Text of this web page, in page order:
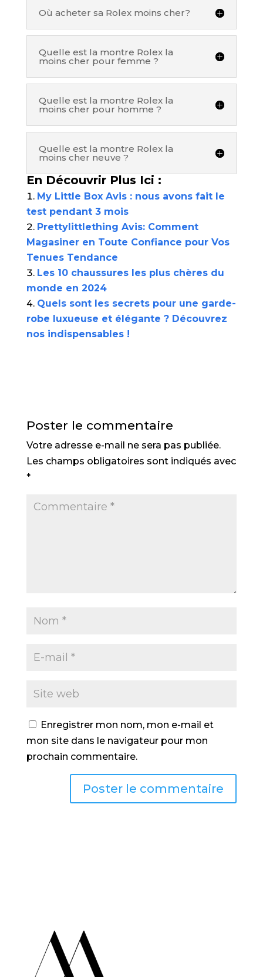
Où acheter sa Rolex moins cher?
Quelle est la montre Rolex la
moins cher pour femme ?
Quelle est la montre Rolex la
moins cher pour homme ?
Quelle est la montre Rolex la
moins cher neuve ?
En Découvrir Plus Ici :
My Little Box Avis : nous avons fait le
test pendant 3 mois
Prettylittlething Avis: Comment
Magasiner en Toute Confiance pour Vos
Tenues Tendance
Les 10 chaussures les plus chères du
monde en 2024
Quels sont les secrets pour une garde-
robe luxueuse et élégante ? Découvrez
nos indispensables !
Poster le commentaire
Votre adresse e-mail ne sera pas publiée.
Les champs obligatoires sont indiqués avec
*
Enregistrer mon nom, mon e-mail et
mon site dans le navigateur pour mon
prochain commentaire.